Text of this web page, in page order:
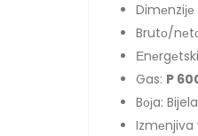
Brutо/
Gas: P
Bојa: Bijela
Izmеnjiva